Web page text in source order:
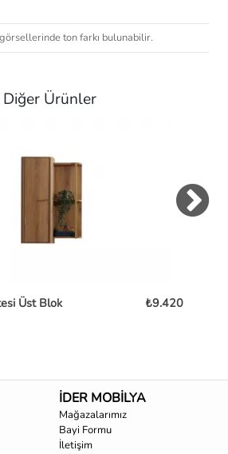
ton farkı bulunabilir.
Diğer Ürünler
Üst Blok ₺9.420
İDER MOBİLYA
Mağazalarımız
Bayi Formu
İletişim